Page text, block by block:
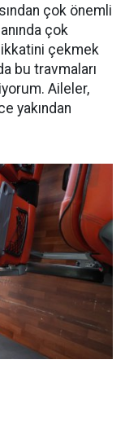
çok önemli
çok
çekmek
bu travmaları
Aileler,
yakından